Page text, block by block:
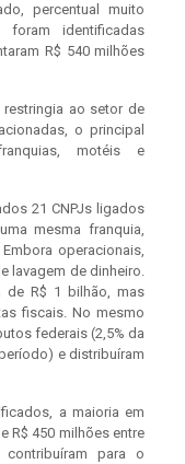
percentual muito
identificadas
R$ 540 milhões
ao setor de
o principal
motéis e
21 CNPJs ligados
mesma franquia,
operacionais,
lavagem de dinheiro.
de R$ 1 bilhão, mas
fiscais. No mesmo
federais (2,5% da
e distribuíram
a maioria em
R$ 450 milhões entre
contribuíram para o